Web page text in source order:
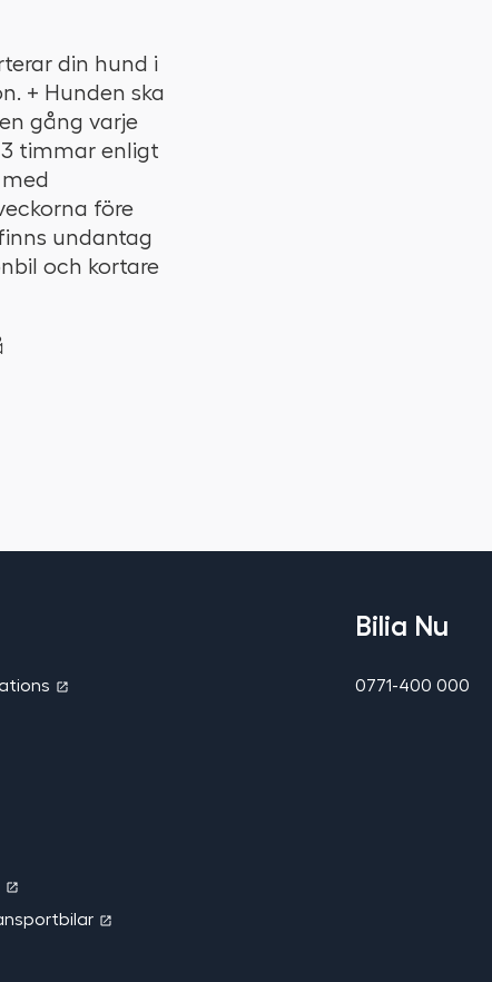
din hund i
+ Hunden ska
gång varje
timmar enligt
före
undantag
och kortare
Bilia Nu
0771-400 000